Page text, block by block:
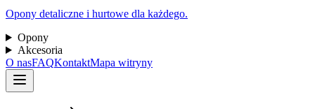
Opony detaliczne i hurtowe dla każdego.
Opony
Akcesoria
O nasFAQKontaktMapa witryny